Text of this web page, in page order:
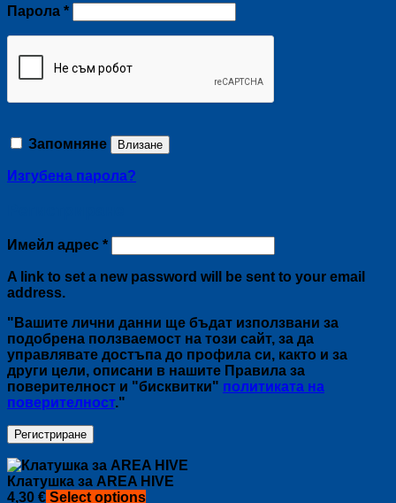
Парола *Задължително
Запомняне Влизане
Изгубена парола?
Имейл адрес *Задължително
A link to set a new password will be sent to your email
address.
"Вашите лични данни ще бъдат използвани за
подобрена ползваемост на този сайт, за да
управлявате достъпа до профила си, както и за
други цели, описани в нашите Правила за
поверителност и "бисквитки" политиката на
поверителност."
Регистриране
Клатушка за AREA HIVE
4,30 € Select options